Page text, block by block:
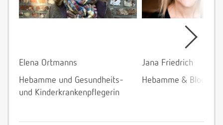
Elena Ortmanns
Hebamme und Gesundheits-
und Kinderkrankenpflegerin
Jana Friedrich
Hebamme &